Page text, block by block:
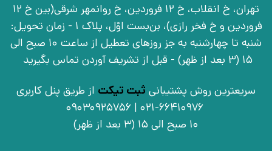
تهران، خ انقلاب، خ 12 فروردین، خ روانمهر شرقی(بین خ 12
فروردین و خ فخر رازی)، بن‌بست اوّل، پلاک 1 - زمان تحویل:
شنبه تا چهارشنبه به جز روزهای تعطیل از ساعت 10 صبح الی
15 (3 بعد از ظهر) - قبل از تشریف آوردن تماس بگیرید
سریعترین روش پشتیبانی ثبت تیکت از طریق پنل کاربری
021-66410976 | 09030925756
10 صبح الی 15 (3 بعد از ظهر)